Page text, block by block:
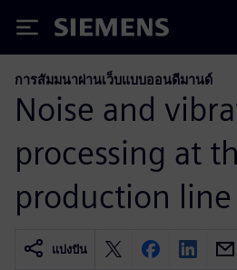
Siemens
การสัมมนาผ่านเว็บแบบออนดีมานด์
Noise and
processing at
production line
แบ่งปัน